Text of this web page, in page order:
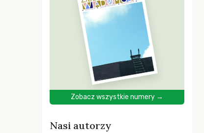
Zobacz wszystkie numery →
Nasi autorzy